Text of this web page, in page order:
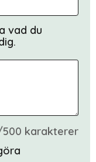
vad du
karakterer